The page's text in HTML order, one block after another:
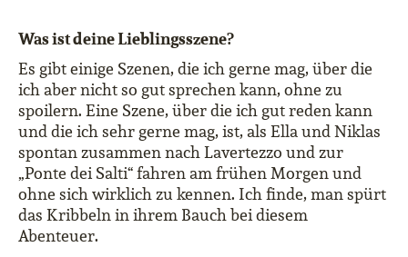
Was ist deine Lieblingsszene?
Es gibt einige Szenen, die ich gerne mag, über die
ich aber nicht so gut sprechen kann, ohne zu
spoilern. Eine Szene, über die ich gut reden kann
und die ich sehr gerne mag, ist, als Ella und Niklas
spontan zusammen nach Lavertezzo und zur
„Ponte dei Salti“ fahren am frühen Morgen und
ohne sich wirklich zu kennen. Ich finde, man spürt
das Kribbeln in ihrem Bauch bei diesem
Abenteuer.